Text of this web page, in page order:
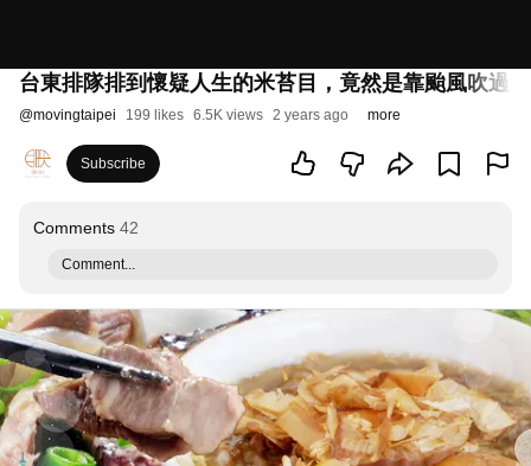
台東排隊排到懷疑人生的米苔目，竟然是靠颱風吹過
@movingtaipei 199 likes 6.5K views 2 years ago more
Subscribe
Comments 42
Comment...